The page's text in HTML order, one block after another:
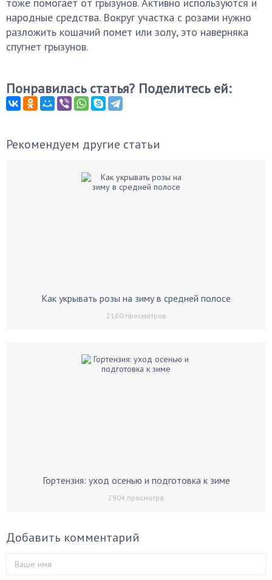
народные средства. Вокруг участка с розами нужно
разложить кошачий помет или золу, это наверняка
спугнет грызунов.
Понравилась статья? Поделитесь ей:
Рекомендуем другие статьи
Как укрывать розы на зиму в средней полосе
2160просмотров
Гортензия: уход осенью и подготовка к зиме
2904 просмотра
Добавить комментарий